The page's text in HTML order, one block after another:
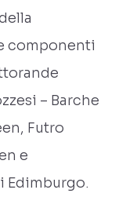
componenti
– Barche
Futro
e
Edimburgo.